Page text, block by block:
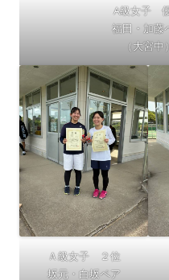
A級女子
福田・加藤
（大宮中）
Ａ級女子 ２位
坂元・白坂ペア